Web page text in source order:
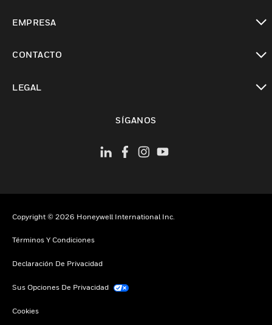
EMPRESA
CONTACTO
LEGAL
SÍGANOS
Copyright © 2026 Honeywell International Inc.
Términos Y Condiciones
Declaración De Privacidad
Sus Opciones De Privacidad
Cookies